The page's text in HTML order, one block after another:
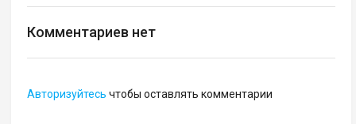
Комментариев нет
Авторизуйтесь чтобы оставлять комментарии